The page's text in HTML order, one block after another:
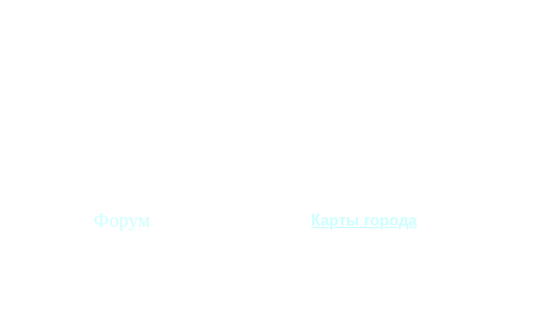
Форум Карты города